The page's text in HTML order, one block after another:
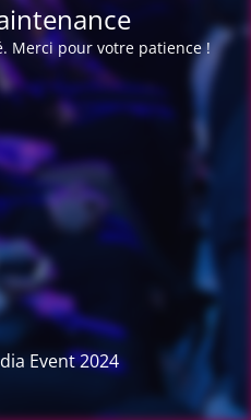
Merci pour votre patience !
Event 2024